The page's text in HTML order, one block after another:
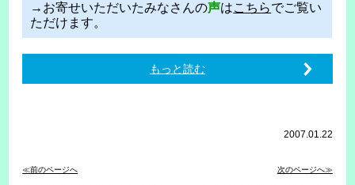
→お寄せいただいたみなさんの声はこちらでご覧い
ただけます。
もっと読む
2007.01.22
≪前のページへ 次のページへ≫